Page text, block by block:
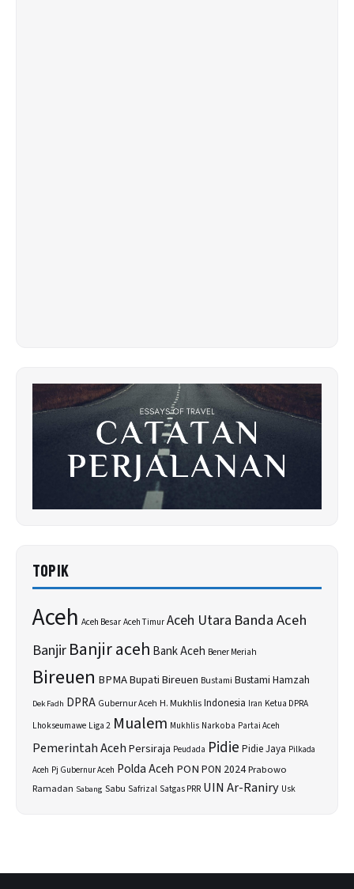
TOPIK
Aceh Aceh Besar Aceh Timur Aceh Utara Banda Aceh
BanjirBanjir aceh Bank Aceh Bener Meriah
Bireuen BPMABupati Bireuen Bustami Bustami Hamzah
Dek Fadh DPRA Gubernur Aceh H. MukhlisIndonesia Iran Ketua DPRA
Lhokseumawe Liga 2 Mualem Mukhlis Narkoba Partai Aceh
Pemerintah AcehPersiraja Peudada Pidie Pidie Jaya Pilkada
Aceh Pj Gubernur Aceh Polda Aceh PON PON 2024Prabowo
Ramadan Sabang Sabu SafrizalSatgas PRR UIN Ar-Raniry Usk